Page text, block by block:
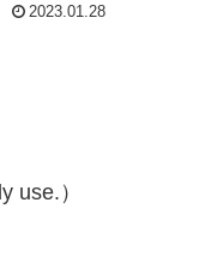
2023.01.28
use.）